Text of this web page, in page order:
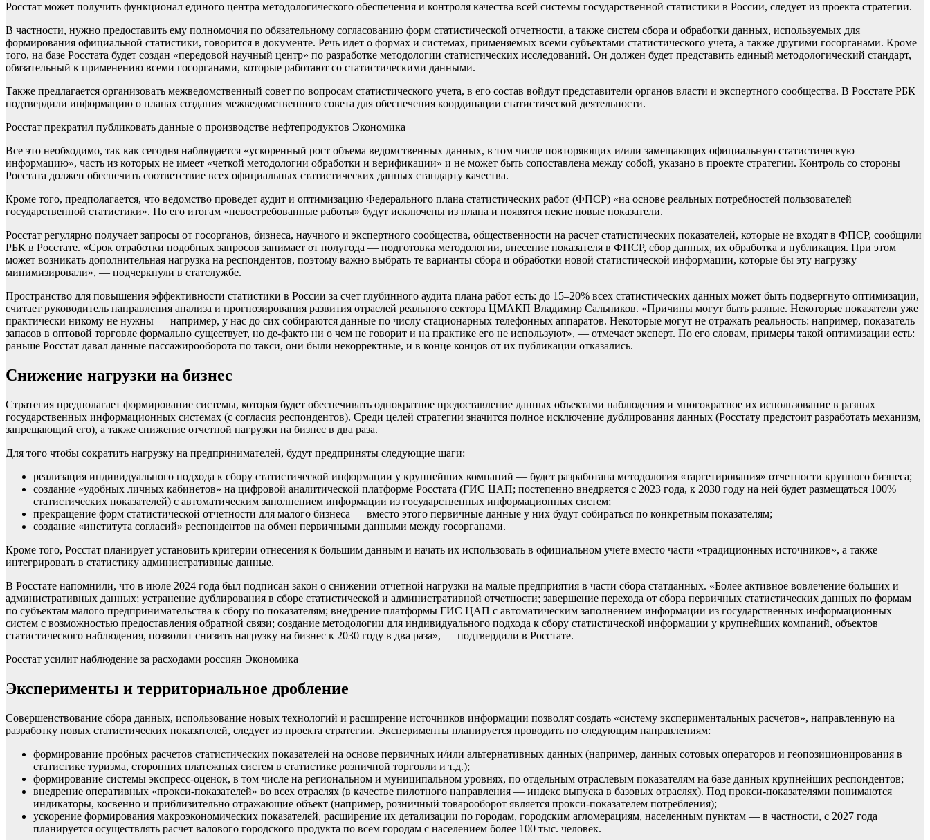
Росстат может получить функционал единого центра методологического обеспечения и контроля качества всей системы государственной статистики в России, следует из проекта стратегии.
В частности, нужно предоставить ему полномочия по обязательному согласованию форм статистической отчетности, а также систем сбора и обработки данных, используемых для
формирования официальной статистики, говорится в документе. Речь идет о формах и системах, применяемых всеми субъектами статистического учета, а также другими госорганами. Кроме
того, на базе Росстата будет создан «передовой научный центр» по разработке методологии статистических исследований. Он должен будет представить единый методологический стандарт,
обязательный к применению всеми госорганами, которые работают со статистическими данными.
Также предлагается организовать межведомственный совет по вопросам статистического учета, в его состав войдут представители органов власти и экспертного сообщества. В Росстате РБК
подтвердили информацию о планах создания межведомственного совета для обеспечения координации статистической деятельности.
Росстат прекратил публиковать данные о производстве нефтепродуктов Экономика
Все это необходимо, так как сегодня наблюдается «ускоренный рост объема ведомственных данных, в том числе повторяющих и/или замещающих официальную статистическую
информацию», часть из которых не имеет «четкой методологии обработки и верификации» и не может быть сопоставлена между собой, указано в проекте стратегии. Контроль со стороны
Росстата должен обеспечить соответствие всех официальных статистических данных стандарту качества.
Кроме того, предполагается, что ведомство проведет аудит и оптимизацию Федерального плана статистических работ (ФПСР) «на основе реальных потребностей пользователей
государственной статистики». По его итогам «невостребованные работы» будут исключены из плана и появятся некие новые показатели.
Росстат регулярно получает запросы от госорганов, бизнеса, научного и экспертного сообщества, общественности на расчет статистических показателей, которые не входят в ФПСР, сообщили
РБК в Росстате. «Срок отработки подобных запросов занимает от полугода — подготовка методологии, внесение показателя в ФПСР, сбор данных, их обработка и публикация. При этом
может возникать дополнительная нагрузка на респондентов, поэтому важно выбрать те варианты сбора и обработки новой статистической информации, которые бы эту нагрузку
минимизировали», — подчеркнули в статслужбе.
Пространство для повышения эффективности статистики в России за счет глубинного аудита плана работ есть: до 15–20% всех статистических данных может быть подвергнуто оптимизации,
считает руководитель направления анализа и прогнозирования развития отраслей реального сектора ЦМАКП Владимир Сальников. «Причины могут быть разные. Некоторые показатели уже
практически никому не нужны — например, у нас до сих собираются данные по числу стационарных телефонных аппаратов. Некоторые могут не отражать реальность: например, показатель
запасов в оптовой торговле формально существует, но де-факто ни о чем не говорит и на практике его не используют», — отмечает эксперт. По его словам, примеры такой оптимизации есть:
раньше Росстат давал данные пассажирооборота по такси, они были некорректные, и в конце концов от их публикации отказались.
Снижение нагрузки на бизнес
Стратегия предполагает формирование системы, которая будет обеспечивать однократное предоставление данных объектами наблюдения и многократное их использование в разных
государственных информационных системах (с согласия респондентов). Среди целей стратегии значится полное исключение дублирования данных (Росстату предстоит разработать механизм,
запрещающий его), а также снижение отчетной нагрузки на бизнес в два раза.
Для того чтобы сократить нагрузку на предпринимателей, будут предприняты следующие шаги:
реализация индивидуального подхода к сбору статистической информации у крупнейших компаний — будет разработана методология «таргетирования» отчетности крупного бизнеса;
создание «удобных личных кабинетов» на цифровой аналитической платформе Росстата (ГИС ЦАП; постепенно внедряется с 2023 года, к 2030 году на ней будет размещаться 100%
статистических показателей) с автоматическим заполнением информации из государственных информационных систем;
прекращение форм статистической отчетности для малого бизнеса — вместо этого первичные данные у них будут собираться по конкретным показателям;
создание «института согласий» респондентов на обмен первичными данными между госорганами.
Кроме того, Росстат планирует установить критерии отнесения к большим данным и начать их использовать в официальном учете вместо части «традиционных источников», а также
интегрировать в статистику административные данные.
В Росстате напомнили, что в июле 2024 года был подписан закон о снижении отчетной нагрузки на малые предприятия в части сбора статданных. «Более активное вовлечение больших и
административных данных; устранение дублирования в сборе статистической и административной отчетности; завершение перехода от сбора первичных статистических данных по формам
по субъектам малого предпринимательства к сбору по показателям; внедрение платформы ГИС ЦАП с автоматическим заполнением информации из государственных информационных
систем с возможностью предоставления обратной связи; создание методологии для индивидуального подхода к сбору статистической информации у крупнейших компаний, объектов
статистического наблюдения, позволит снизить нагрузку на бизнес к 2030 году в два раза», — подтвердили в Росстате.
Росстат усилит наблюдение за расходами россиян Экономика
Эксперименты и территориальное дробление
Совершенствование сбора данных, использование новых технологий и расширение источников информации позволят создать «систему экспериментальных расчетов», направленную на
разработку новых статистических показателей, следует из проекта стратегии. Эксперименты планируется проводить по следующим направлениям:
формирование пробных расчетов статистических показателей на основе первичных и/или альтернативных данных (например, данных сотовых операторов и геопозиционирования в
статистике туризма, сторонних платежных систем в статистике розничной торговли и т.д.);
формирование системы экспресс-оценок, в том числе на региональном и муниципальном уровнях, по отдельным отраслевым показателям на базе данных крупнейших респондентов;
внедрение оперативных «прокси-показателей» во всех отраслях (в качестве пилотного направления — индекс выпуска в базовых отраслях). Под прокси-показателями понимаются
индикаторы, косвенно и приблизительно отражающие объект (например, розничный товарооборот является прокси-показателем потребления);
ускорение формирования макроэкономических показателей, расширение их детализации по городам, городским агломерациям, населенным пунктам — в частности, с 2027 года
планируется осуществлять расчет валового городского продукта по всем городам с населением более 100 тыс. человек.